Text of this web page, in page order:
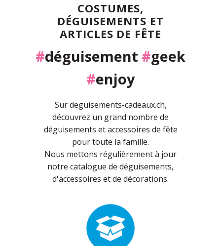
COSTUMES,
DÉGUISEMENTS ET
ARTICLES DE FÊTE
#déguisement #geek
#enjoy
Sur deguisements-cadeaux.ch,
découvrez un grand nombre de
déguisements et accessoires de fête
pour toute la famille.
Nous mettons régulièrement à jour
notre catalogue de déguisements,
d'accessoires et de décorations.